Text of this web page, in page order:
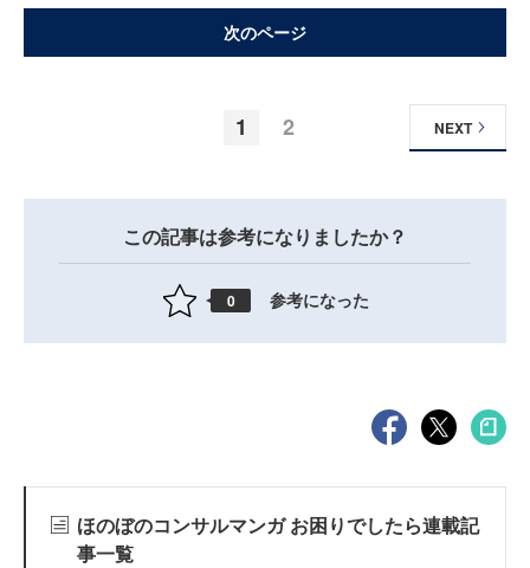
次のページ
1 2 NEXT
この記事は参考になりましたか？
0 参考になった
ほのぼのコンサルマンガ お困りでしたら連載記
事一覧